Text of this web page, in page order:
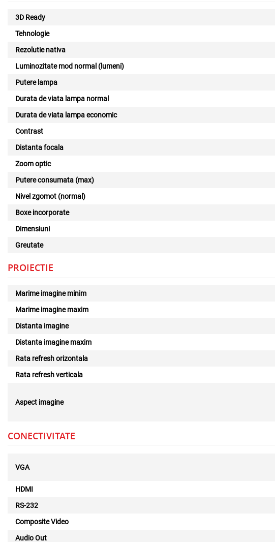
3D Ready
Tehnologie
Rezolutie nativa
Luminozitate mod normal (lumeni)
Putere lampa
Durata de viata lampa normal
Durata de viata lampa economic
Contrast
Distanta focala
Zoom optic
Putere consumata (max)
Nivel zgomot (normal)
Boxe incorporate
Dimensiuni
Greutate
PROIECTIE
Marime imagine minim
Marime imagine maxim
Distanta imagine
Distanta imagine maxim
Rata refresh orizontala
Rata refresh verticala
Aspect imagine
CONECTIVITATE
VGA
HDMI
RS-232
Composite Video
Audio Out